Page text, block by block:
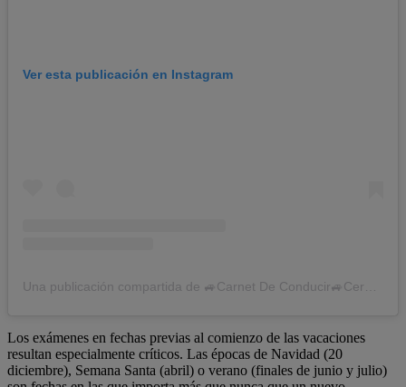
Ver esta publicación en Instagram
Una publicación compartida de 🚙Carnet De Conducir🚙Cerdanyola y Ripollet (@autoescuela_santos)
Los exámenes en fechas previas al comienzo de las vacaciones
resultan especialmente críticos. Las épocas de Navidad (20
diciembre), Semana Santa (abril) o verano (finales de junio y julio)